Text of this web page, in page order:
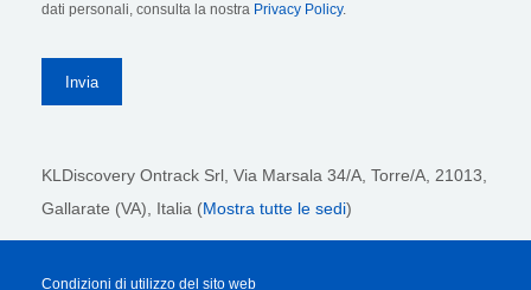
dati personali, consulta la nostra Privacy Policy.
KLDiscovery Ontrack Srl, Via Marsala 34/A, Torre/A, 21013,
Gallarate (VA), Italia (Mostra tutte le sedi)
Condizioni di utilizzo del sito web